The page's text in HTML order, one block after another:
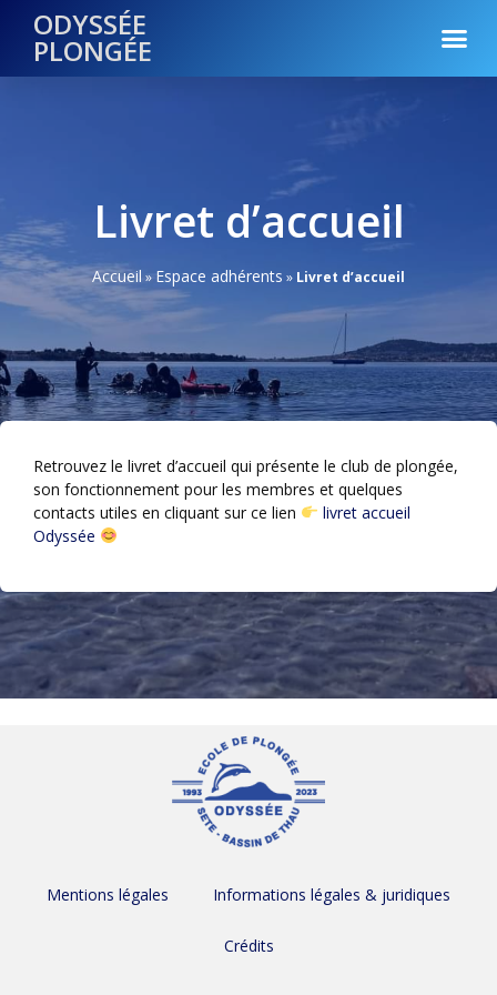
ODYSSÉE
PLONGÉE
Livret d’accueil
Accueil » Espace adhérents » Livret d’accueil
Retrouvez le livret d’accueil qui présente le club de plongée,
son fonctionnement pour les membres et quelques
contacts utiles en cliquant sur ce lien
livret accueil
Odyssée
Mentions légales Informations légales & juridiques
Crédits